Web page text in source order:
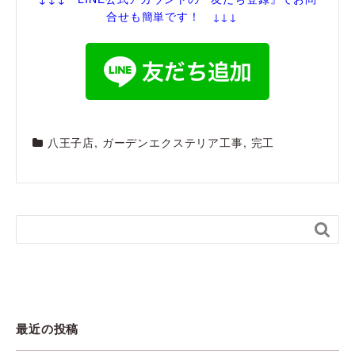
合せも簡単です！
↓↓↓
八王子店, ガーデンエクステリア工事, 完工

最近の投稿